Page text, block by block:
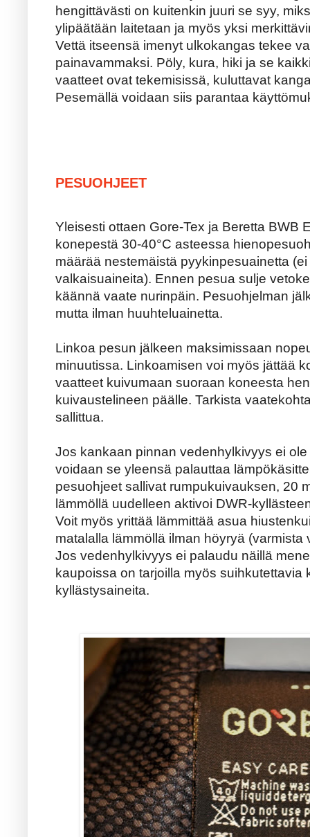
hengittävästi on kuitenkin juuri se syy,
ylipäätään laitetaan ja myös yksi
Vettä itseensä imenyt ulkokangas tekee
painavammaksi. Pöly, kura, hiki ja se
vaatteet ovat tekemisissä, kuluttavat
Pesemällä voidaan siis parantaa
PESUOHJEET
Yleisesti ottaen Gore-Tex ja Beretta BWB
konepestä 30-40°C asteessa
määrää nestemäistä pyykinpesuainetta
valkaisuaineita). Ennen pesua sulje
käännä vaate nurinpäin. Pesuohjelman
mutta ilman huuhteluainetta.
Linkoa pesun jälkeen maksimissaan
minuutissa. Linkoamisen voi myös jättää
vaatteet kuivumaan suoraan koneesta
kuivaustelineen päälle. Tarkista
sallittua.
Jos kankaan pinnan vedenhylkivyys ei
voidaan se yleensä palauttaa
pesuohjeet sallivat rumpukuivauksen, 20
lämmöllä uudelleen aktivoi DWR-
Voit myös yrittää lämmittää asua
matalalla lämmöllä ilman höyryä
Jos vedenhylkivyys ei palaudu näillä
kaupoissa on tarjoilla myös suihkutettavia
kyllästysaineita.